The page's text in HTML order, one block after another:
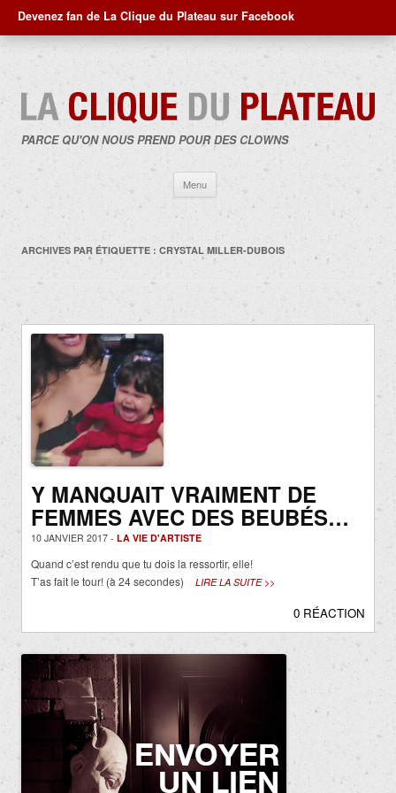
Devenez fan de La Clique du Plateau sur Facebook
PARCE QU'ON NOUS PREND POUR DES CLOWNS
Menu
contenu
ARCHIVES PAR ÉTIQUETTE : CRYSTAL MILLER-DUBOIS
Y MANQUAIT VRAIMENT DE
FEMMES AVEC DES BEUBÉS…
10 JANVIER 2017 - LA VIE D'ARTISTE
Quand c’est rendu que tu dois la ressortir, elle!
T’as fait le tour! (à 24 secondes)
LIRE LA SUITE >>
0 RÉACTION